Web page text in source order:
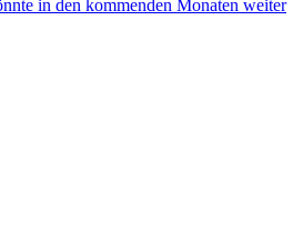
in den kommenden Monaten weiter